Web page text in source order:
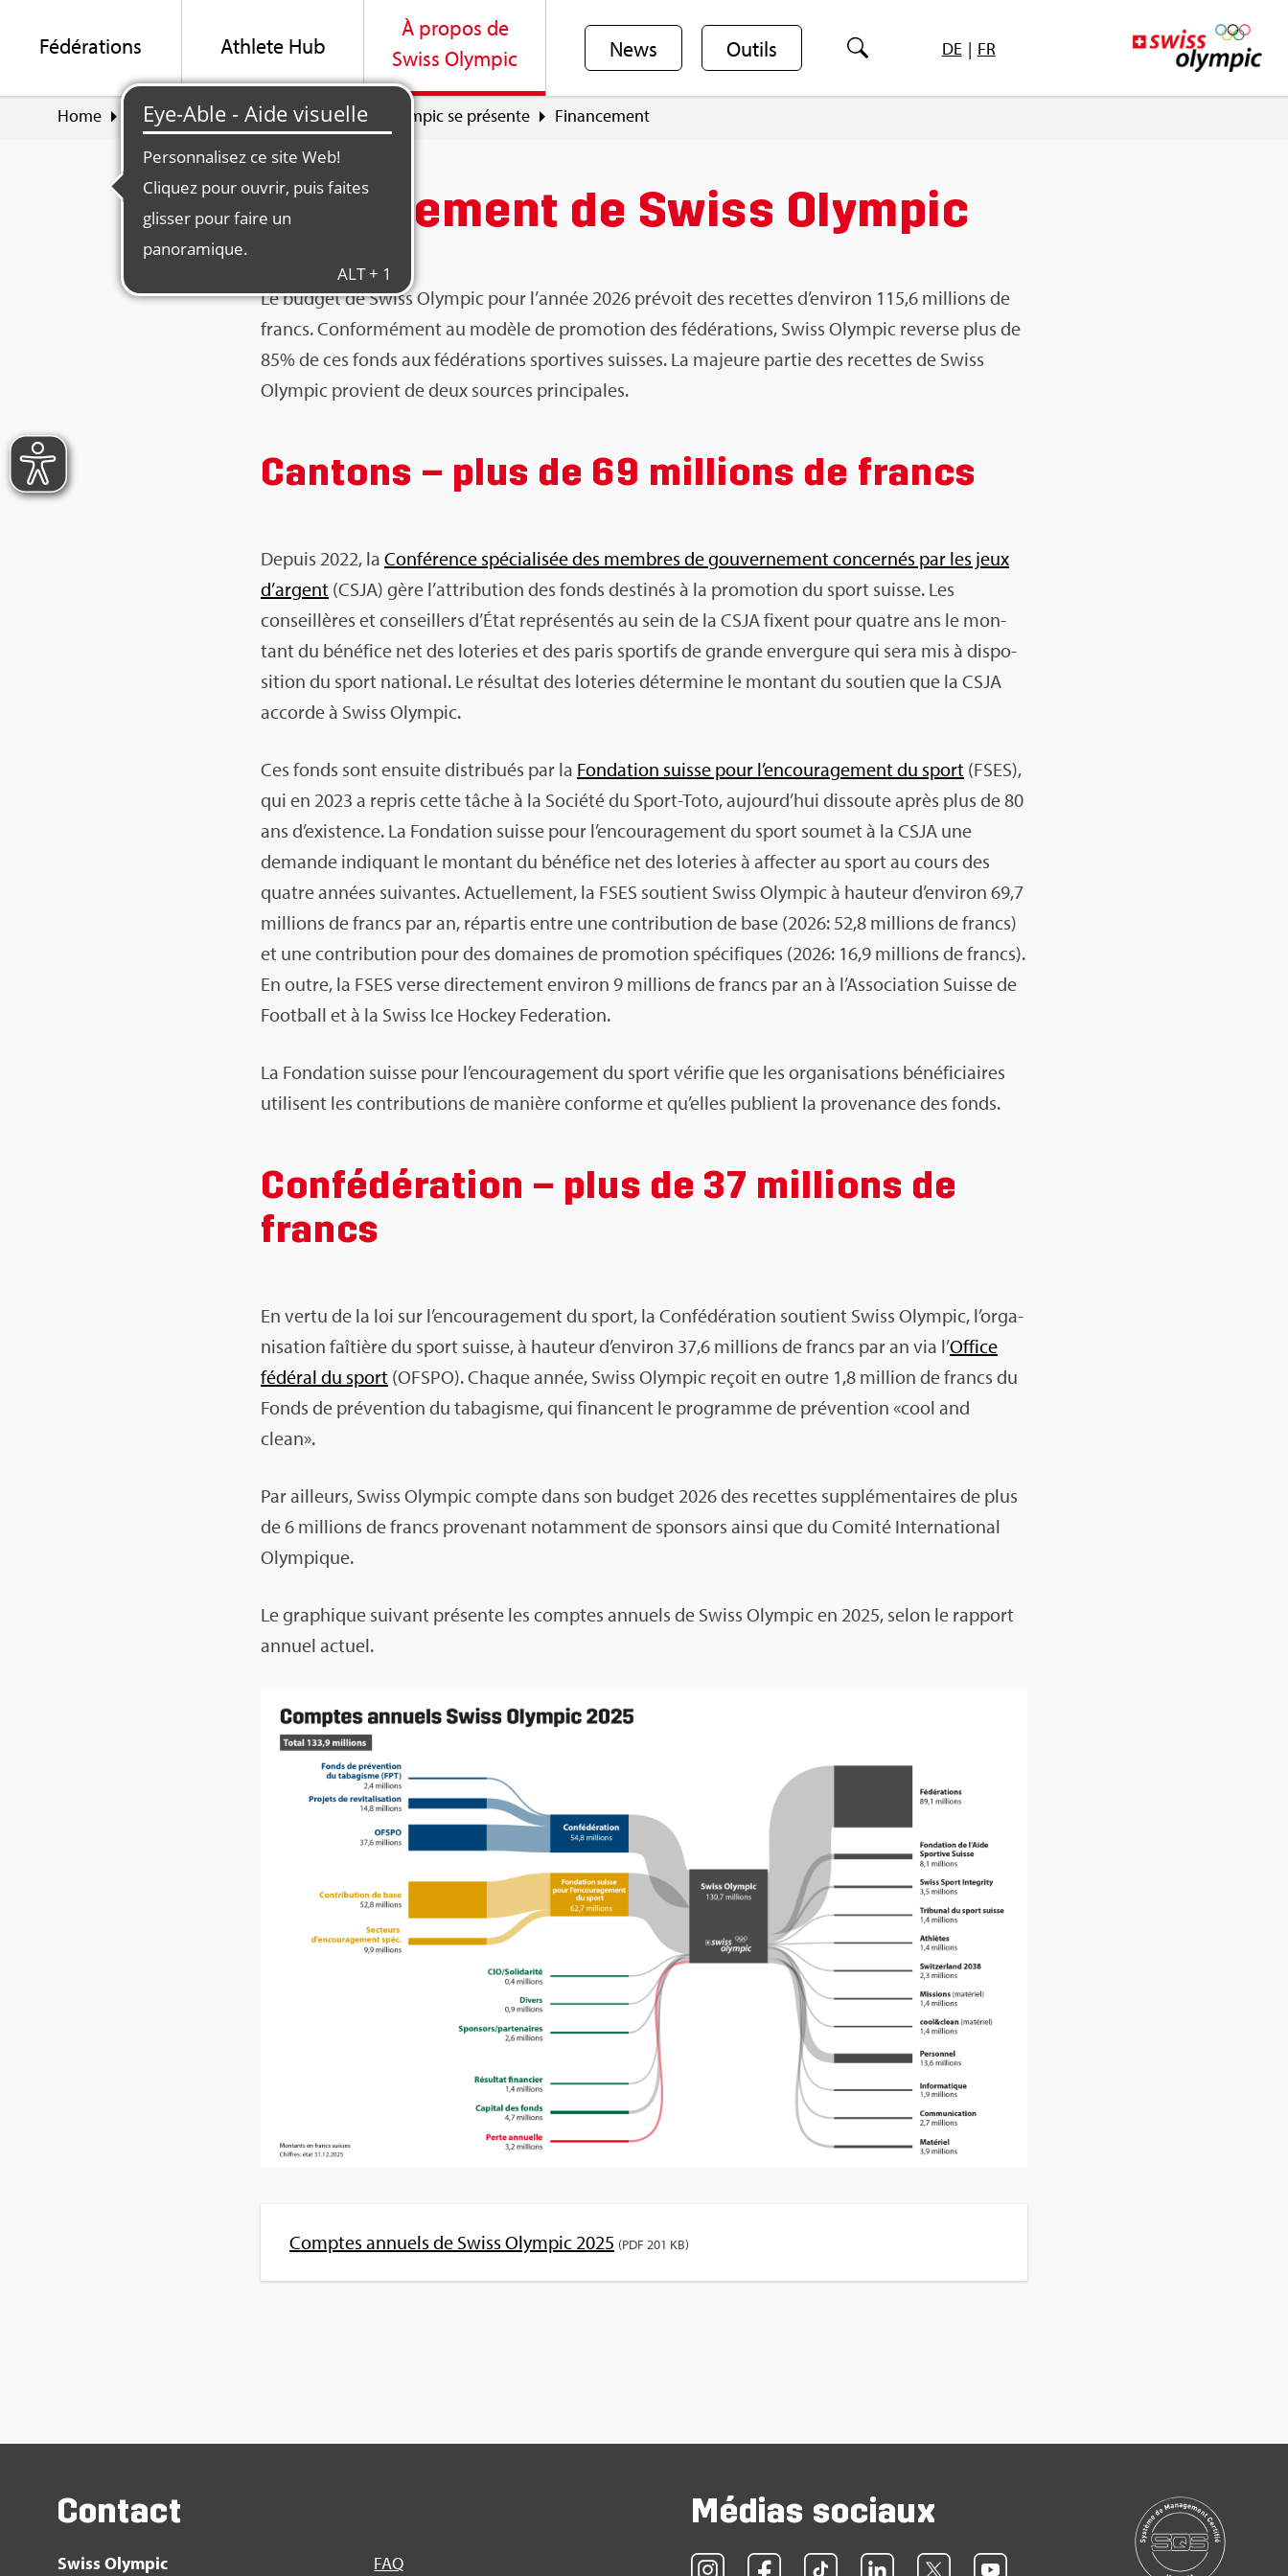
Fédé­ra­tions Ath­lete Hub
À pro­pos de
Swiss Olym­pic
News Outils DE | FR
Home À pro­pos de Swiss Olym­pic Swiss Olym­pic se pré­sente Finan­ce­ment
Finan­ce­ment de Swiss Olym­pic
Le bud­get de Swiss Olym­pic pour l’an­née 2026 pré­voit des recettes d’en­vi­ron 115,6 mil­lions de
francs. Confor­mé­ment au modèle de pro­mo­tion des fédé­ra­tions, Swiss Olym­pic reverse plus de
85% de ces fonds aux fédé­ra­tions spor­tives suisses. La majeure par­tie des recettes de Swiss
Olym­pic pro­vient de deux sources prin­ci­pales.
Can­tons – plus de 69 mil­lions de francs
Depuis 2022, la Confé­rence spé­cia­li­sée des membres de gou­ver­ne­ment concer­nés par les jeux
d’ar­gent (CSJA) gère l’at­tri­bu­tion des fonds des­ti­nés à la pro­mo­tion du sport suisse. Les
conseillères et conseillers d’État repré­sen­tés au sein de la CSJA fixent pour quatre ans le mon­
tant du béné­fice net des lote­ries et des paris spor­tifs de grande enver­gure qui sera mis à dis­po­
si­tion du sport natio­nal. Le résul­tat des lote­ries déter­mine le mon­tant du sou­tien que la CSJA
accorde à Swiss Olym­pic.
Ces fonds sont ensuite dis­tri­bués par la Fon­da­tion suisse pour l’en­cou­ra­ge­ment du sport (FSES),
qui en 2023 a repris cette tâche à la Société du Sport-Toto, aujour­d’hui dis­soute après plus de 80
ans d’exis­tence. La Fon­da­tion suisse pour l’en­cou­ra­ge­ment du sport sou­met à la CSJA une
demande indi­quant le mon­tant du béné­fice net des lote­ries à affec­ter au sport au cours des
quatre années sui­vantes. Actuel­le­ment, la FSES sou­tient Swiss Olym­pic à hau­teur d’en­vi­ron 69,7
mil­lions de francs par an, répar­tis entre une contri­bu­tion de base (2026: 52,8 mil­lions de francs)
et une contri­bu­tion pour des domaines de pro­mo­tion spé­ci­fiques (2026: 16,9 mil­lions de francs).
En outre, la FSES verse direc­te­ment envi­ron 9 mil­lions de francs par an à l’As­so­cia­tion Suisse de
Foot­ball et à la Swiss Ice Hockey Fede­ra­tion.
La Fon­da­tion suisse pour l’en­cou­ra­ge­ment du sport véri­fie que les orga­ni­sa­tions béné­fi­ciaires
uti­lisent les contri­bu­tions de manière conforme et qu’elles publient la pro­ve­nance des fonds.
Confé­dé­ra­tion – plus de 37 mil­lions de
francs
En vertu de la loi sur l’en­cou­ra­ge­ment du sport, la Confé­dé­ra­tion sou­tient Swiss Olym­pic, l’or­ga­
ni­sa­tion faî­tière du sport suisse, à hau­teur d’en­vi­ron 37,6 mil­lions de francs par an via l’Office
fédé­ral du sport (OFSPO). Chaque année, Swiss Olym­pic reçoit en outre 1,8 mil­lion de francs du
Fonds de pré­ven­tion du taba­gisme, qui financent le pro­gramme de pré­ven­tion «cool and
clean».
Par ailleurs, Swiss Olym­pic compte dans son bud­get 2026 des recettes sup­plé­men­taires de plus
de 6 mil­lions de francs pro­ve­nant notam­ment de spon­sors ainsi que du Comité Inter­na­tio­nal
Olym­pique.
Le gra­phique sui­vant pré­sente les comptes annuels de Swiss Olym­pic en 2025, selon le rap­port
annuel actuel.
Comptes annuels de Swiss Olym­pic 2025 (PDF 201 KB)
Contact
Swiss Olym­pic FAQ
Médias sociaux